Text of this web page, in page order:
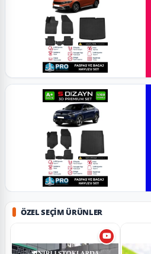
ÖZEL SEÇIM ÜRÜNLER